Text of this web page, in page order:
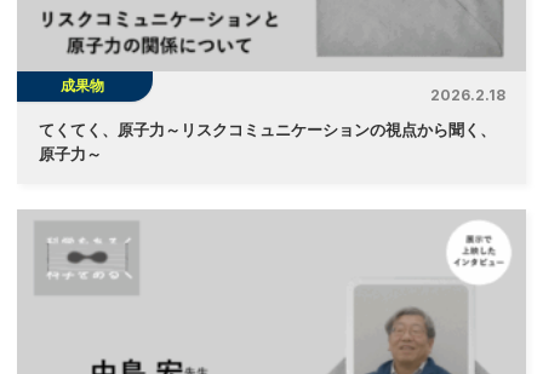
成果物
2026.2.18
てくてく、原子力～リスクコミュニケーションの視点から聞く、
原子力～